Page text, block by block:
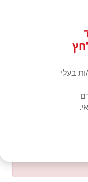
בעלי